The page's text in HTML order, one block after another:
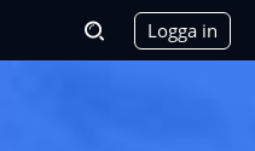
Logga in